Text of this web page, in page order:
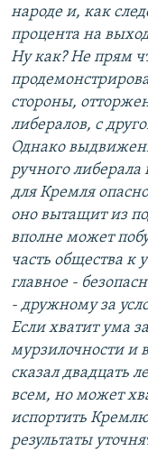
народе и, как
процента на
Ну как? Не прям
стороны,
либералов, с
Однако
ручного
для Кремля
оно вытащит из
вполне может
часть общества к
главное -
- дружному за
Если хватит ума
мурзилочности и
сказал двадцать
всем, но может
испортить
результаты